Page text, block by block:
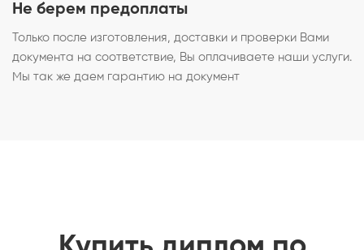
Не берем предоплаты
Только после изготовления, доставки и проверки Вами
документа на соответствие, Вы оплачиваете наши услуги.
Мы так же даем гарантию на документ